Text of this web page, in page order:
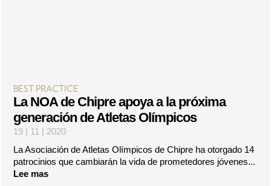
BEST PRACTICE
La NOA de Chipre apoya a la próxima
generación de Atletas Olímpicos
19 | 11 | 2020
La Asociación de Atletas Olímpicos de Chipre ha otorgado 14
patrocinios que cambiarán la vida de prometedores jóvenes...
Lee mas